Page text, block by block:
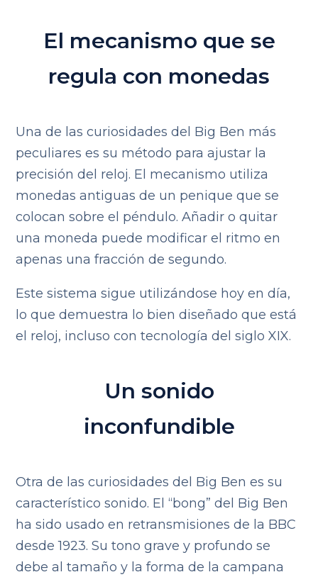
El mecanismo que se
regula con monedas
Una de las curiosidades del Big Ben más
peculiares es su método para ajustar la
precisión del reloj. El mecanismo utiliza
monedas antiguas de un penique que se
colocan sobre el péndulo. Añadir o quitar
una moneda puede modificar el ritmo en
apenas una fracción de segundo.
Este sistema sigue utilizándose hoy en día,
lo que demuestra lo bien diseñado que está
el reloj, incluso con tecnología del siglo XIX.
Un sonido
inconfundible
Otra de las curiosidades del Big Ben es su
característico sonido. El “bong” del Big Ben
ha sido usado en retransmisiones de la BBC
desde 1923. Su tono grave y profundo se
debe al tamaño y la forma de la campana